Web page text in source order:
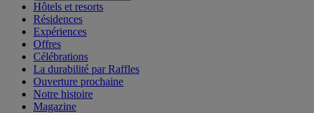
Hôtels et resorts
Résidences
Expériences
Offres
Célébrations
La durabilité par Raffles
Ouverture prochaine
Notre histoire
Magazine